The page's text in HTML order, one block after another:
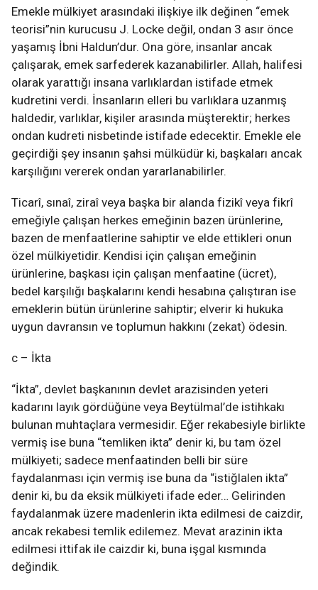
Emekle mülkiyet arasındaki ilişkiye ilk değinen “emek
teorisi”nin kurucusu J. Locke değil, ondan 3 asır önce
yaşamış İbni Haldun’dur. Ona göre, insanlar ancak
çalışarak, emek sarfederek kazanabilirler. Allah, halifesi
olarak yarattığı insana varlıklardan istifade etmek
kudretini verdi. İnsanların elleri bu varlıklara uzanmış
haldedir, varlıklar, kişiler arasında müşterektir; herkes
ondan kudreti nisbetinde istifade edecektir. Emekle ele
geçirdiği şey insanın şahsi mülküdür ki, başkaları ancak
karşılığını vererek ondan yararlanabilirler.
Ticarî, sınaî, ziraî veya başka bir alanda fizikî veya fikrî
emeğiyle çalışan herkes emeğinin bazen ürünlerine,
bazen de menfaatlerine sahiptir ve elde ettikleri onun
özel mülkiyetidir. Kendisi için çalışan emeğinin
ürünlerine, başkası için çalışan menfaatine (ücret),
bedel karşılığı başkalarını kendi hesabına çalıştıran ise
emeklerin bütün ürünlerine sahiptir; elverir ki hukuka
uygun davransın ve toplumun hakkını (zekat) ödesin.
c – İkta
“İkta”, devlet başkanının devlet arazisinden yeteri
kadarını layık gördüğüne veya Beytülmal’de istihkakı
bulunan muhtaçlara vermesidir. Eğer rekabesiyle birlikte
vermiş ise buna “temliken ikta” denir ki, bu tam özel
mülkiyeti; sadece menfaatinden belli bir süre
faydalanması için vermiş ise buna da “istiğlalen ikta”
denir ki, bu da eksik mülkiyeti ifade eder… Gelirinden
faydalanmak üzere madenlerin ikta edilmesi de caizdir,
ancak rekabesi temlik edilemez. Mevat arazinin ikta
edilmesi ittifak ile caizdir ki, buna işgal kısmında
değindik.